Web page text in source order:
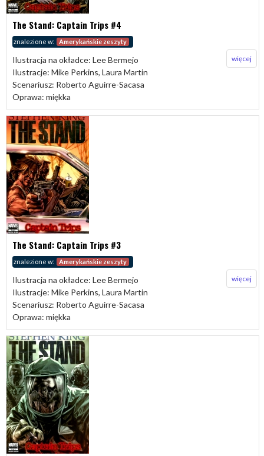
The Stand: Captain Trips #4
znalezione w: Amerykańskie zeszyty
Ilustracja na okładce: Lee Bermejo
Ilustracje: Mike Perkins, Laura Martin
Scenariusz: Roberto Aguirre-Sacasa
Oprawa: miękka
więcej
The Stand: Captain Trips #3
znalezione w: Amerykańskie zeszyty
Ilustracja na okładce: Lee Bermejo
Ilustracje: Mike Perkins, Laura Martin
Scenariusz: Roberto Aguirre-Sacasa
Oprawa: miękka
więcej